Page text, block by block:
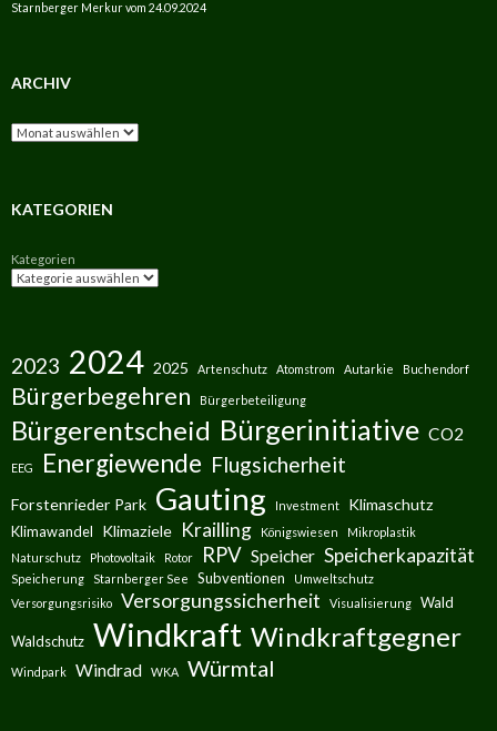
Starnberger Merkur vom 24.09.2024
ARCHIV
Archiv
KATEGORIEN
Kategorien
2023 2024 2025 Artenschutz Atomstrom Autarkie Buchendorf
Bürgerbegehren Bürgerbeteiligung
Bürgerentscheid Bürgerinitiative CO2
EEG Energiewende Flugsicherheit
Forstenrieder Park Gauting Investment Klimaschutz
Klimawandel Klimaziele Krailling Königswiesen
Mikroplastik
Naturschutz
Photovoltaik Rotor RPV Speicher Speicherkapazität
Speicherung Starnberger See Subventionen
Umweltschutz
Versorgungsrisiko
Versorgungssicherheit Visualisierung Wald
Waldschutz Windkraft Windkraftgegner
Windpark Windrad WKA Würmtal